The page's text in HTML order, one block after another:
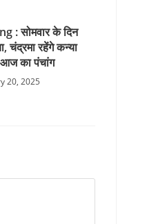
: सोमवार के दिन
चंद्रमा रहेंगे कन्या
आज का पंचांग
20, 2025